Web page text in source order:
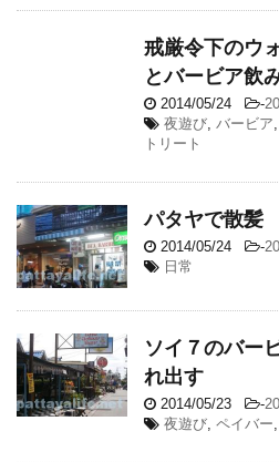
戒厳令下のウ
とバービア飲
2014/05/24 -
夜遊び, バービア,
トリート
パタヤで散髪
2014/05/24 -
日常
ソイ７のバー
れ出す
2014/05/23 -
夜遊び, ペイバー,